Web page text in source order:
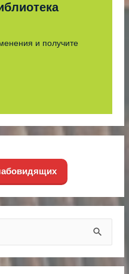
и получите